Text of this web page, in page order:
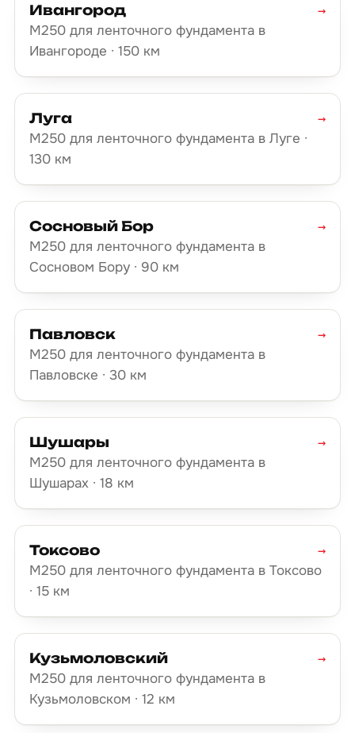
Ивангород
М250 для ленточного фундамента в
Ивангороде · 150 км
→
Луга
М250 для ленточного фундамента в Луге ·
130 км
→
Сосновый Бор
М250 для ленточного фундамента в
Сосновом Бору · 90 км
→
Павловск
М250 для ленточного фундамента в
Павловске · 30 км
→
Шушары
М250 для ленточного фундамента в
Шушарах · 18 км
→
Токсово
М250 для ленточного фундамента в Токсово
· 15 км
→
Кузьмоловский
М250 для ленточного фундамента в
Кузьмоловском · 12 км
→